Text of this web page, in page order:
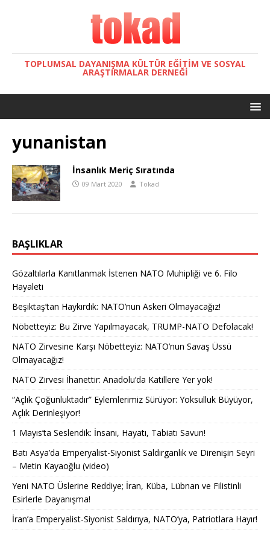
TOPLUMSAL DAYANIŞMA KÜLTÜR EĞITIM VE SOSYAL
ARAŞTIRMALAR DERNEĞI
yunanistan
İnsanlık Meriç Sıratında
09 Mart 2020 Tokad
BAŞLIKLAR
Gözaltılarla Kanıtlanmak İstenen NATO Muhipliği ve 6. Filo
Hayaleti
Beşiktaş’tan Haykırdık: NATO’nun Askeri Olmayacağız!
Nöbetteyiz: Bu Zirve Yapılmayacak, TRUMP-NATO Defolacak!
NATO Zirvesine Karşı Nöbetteyiz: NATO’nun Savaş Üssü
Olmayacağız!
NATO Zirvesi İhanettir: Anadolu’da Katillere Yer yok!
“Açlık Çoğunluktadır” Eylemlerimiz Sürüyor: Yoksulluk Büyüyor,
Açlık Derinleşiyor!
1 Mayıs’ta Seslendik: İnsanı, Hayatı, Tabiatı Savun!
Batı Asya’da Emperyalist-Siyonist Saldırganlık ve Direnişin Seyri
– Metin Kayaoğlu (video)
Yeni NATO Üslerine Reddiye; İran, Küba, Lübnan ve Filistinli
Esirlerle Dayanışma!
İran’a Emperyalist-Siyonist Saldırıya, NATO’ya, Patriotlara Hayır!